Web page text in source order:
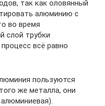
так как оловянный
алюминию с
во время
слой трубки
всё равно
пользуются
же металла, они